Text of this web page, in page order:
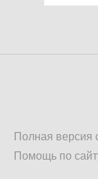
Полная версия
Помощь по